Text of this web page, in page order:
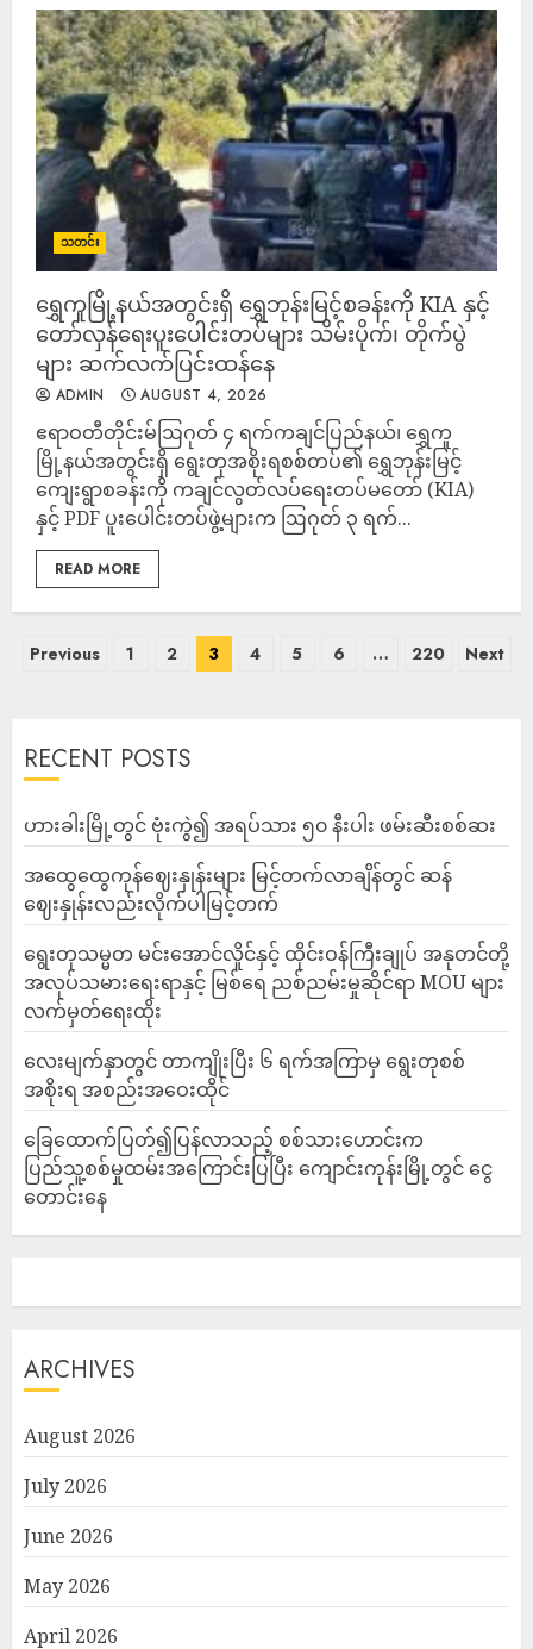
သတင်း
ရွှေကူမြို့နယ်အတွင်းရှိ ရွှေဘုန်းမြင့်စခန်းကို KIA နှင့်
တော်လှန်ရေးပူးပေါင်းတပ်များ သိမ်းပိုက်၊ တိုက်ပွဲ
များ ဆက်လက်ပြင်းထန်နေ
ADMIN AUGUST 4, 2026
‎ဧရာဝတီတိုင်းမ်‎ဩဂုတ် ၄ ရက်‎‎ကချင်ပြည်နယ်၊ ရွှေကူ
မြို့နယ်အတွင်းရှိ ရွေးတုအစိုးရစစ်တပ်၏ ရွှေဘုန်းမြင့်
ကျေးရွာစခန်းကို ကချင်လွတ်လပ်ရေးတပ်မတော် (KIA)
နှင့် PDF ပူးပေါင်းတပ်ဖွဲ့များက ဩဂုတ် ၃ ရက်...
READ MORE
Previous 1 2 3 4 5 6 … 220 Next
RECENT POSTS
ဟားခါးမြို့တွင် ဗုံးကွဲ၍ အရပ်သား ၅၀ နီးပါး ဖမ်းဆီးစစ်ဆး
အထွေထွေကုန်ဈေးနှုန်းများ မြင့်တက်လာချိန်တွင် ဆန်
ဈေးနှုန်းလည်းလိုက်ပါမြင့်တက်
ရွေးတုသမ္မတ မင်းအောင်လှိုင်နှင့် ထိုင်းဝန်ကြီးချုပ် အနုတင်တို့
အလုပ်သမားရေးရာနှင့် မြစ်ရေ ညစ်ညမ်းမှုဆိုင်ရာ MOU များ
လက်မှတ်ရေးထိုး
လေးမျက်နှာတွင် တာကျိုးပြီး ၆ ရက်အကြာမှ ရွေးတုစစ်
အစိုးရ အစည်းအဝေးထိုင်
ခြေထောက်ပြတ်၍ပြန်လာသည့် စစ်သားဟောင်းက
ပြည်သူ့စစ်မှုထမ်းအကြောင်းပြပြီး ကျောင်းကုန်းမြို့တွင် ငွေ
တောင်းနေ
ARCHIVES
August 2026
July 2026
June 2026
May 2026
April 2026